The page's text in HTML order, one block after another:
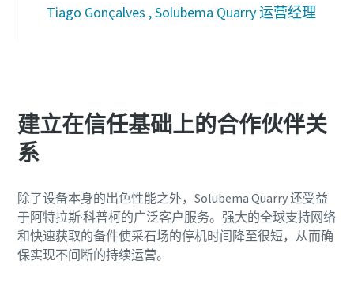
Tiago Gonçalves , Solubema Quarry 运营经理
建立在信任基础上的合作伙伴关
系
除了设备本身的出色性能之外，Solubema Quarry 还受益
于阿特拉斯·科普柯的广泛客户服务。强大的全球支持网络
和快速获取的备件使采石场的停机时间降至很短，从而确
保实现不间断的持续运营。